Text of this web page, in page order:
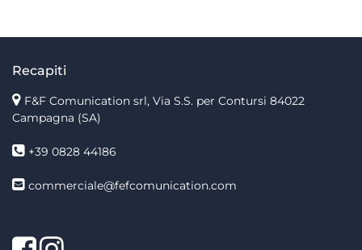
Recapiti
F&F Comunication srl, Via S.S. per Contursi 84022
Campagna (SA)
+39 0828 44186
commerciale@fefcomunication.com
Facebook
Twitter